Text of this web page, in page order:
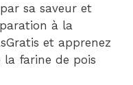
sa saveur et
à la
et apprenez
la farine de pois